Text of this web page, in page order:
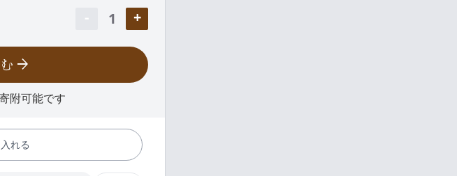
1
arrow_forward
附可能です
れる